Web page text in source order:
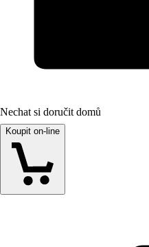
Nechat si doručit domů
Koupit on-line